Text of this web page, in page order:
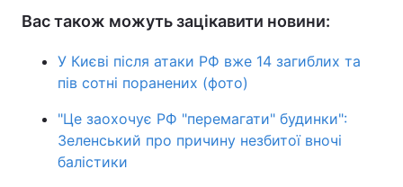
Вас також можуть зацікавити новини:
У Києві після атаки РФ вже 14 загиблих та
пів сотні поранених (фото)
"Це заохочує РФ "перемагати" будинки":
Зеленський про причину незбитої вночі
балістики